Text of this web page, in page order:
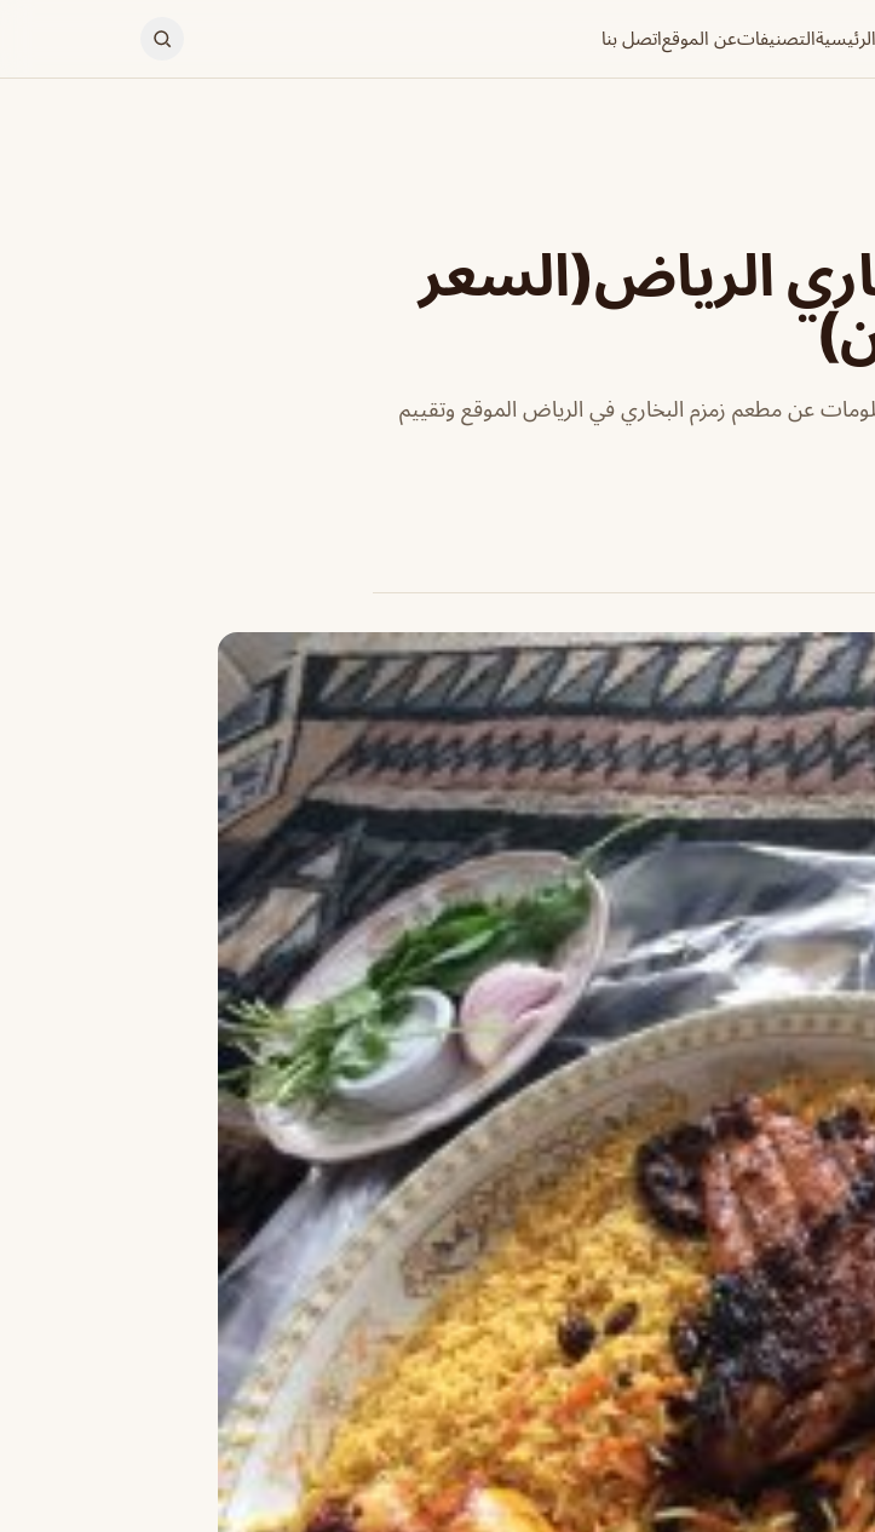
الرئيسيةالتصنيفاتعن الموقعاتصل بنا
الرياض(السعر
عن مطعم زمزم البخاري في الرياض الموقع وتقييم